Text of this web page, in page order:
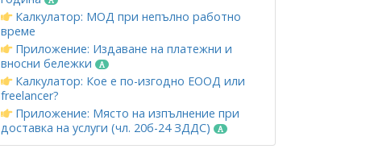
Калкулатор: МОД при непълно работно
време
Приложение: Издаване на платежни и
вносни бележки
Калкулатор: Кое е по-изгодно ЕООД или
freelancer?
Приложение: Място на изпълнение при
доставка на услуги (чл. 20б-24 ЗДДС)